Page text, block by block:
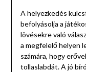
A helyezkedés
befolyásolja a
lövésekre való
a megfelelő helyen
számára, hogy
tollaslabdát. A jó